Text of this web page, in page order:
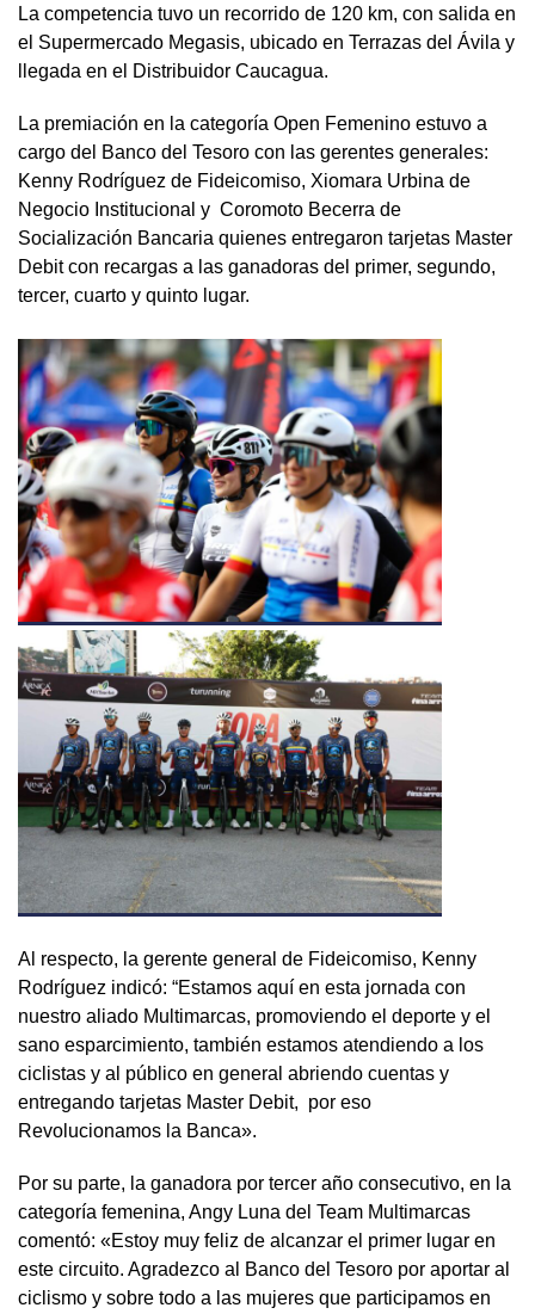
La competencia tuvo un recorrido de 120 km, con salida en
el Supermercado Megasis, ubicado en Terrazas del Ávila y
llegada en el Distribuidor Caucagua.
La premiación en la categoría Open Femenino estuvo a
cargo del Banco del Tesoro con las gerentes generales:
Kenny Rodríguez de Fideicomiso, Xiomara Urbina de
Negocio Institucional y Coromoto Becerra de
Socialización Bancaria quienes entregaron tarjetas Master
Debit con recargas a las ganadoras del primer, segundo,
tercer, cuarto y quinto lugar.
Al respecto, la gerente general de Fideicomiso, Kenny
Rodríguez indicó: “Estamos aquí en esta jornada con
nuestro aliado Multimarcas, promoviendo el deporte y el
sano esparcimiento, también estamos atendiendo a los
ciclistas y al público en general abriendo cuentas y
entregando tarjetas Master Debit, por eso
Revolucionamos la Banca».
Por su parte, la ganadora por tercer año consecutivo, en la
categoría femenina, Angy Luna del Team Multimarcas
comentó: «Estoy muy feliz de alcanzar el primer lugar en
este circuito. Agradezco al Banco del Tesoro por aportar al
ciclismo y sobre todo a las mujeres que participamos en